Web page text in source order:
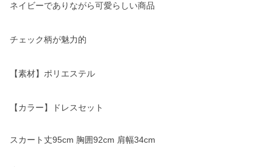
ネイビーでありながら可愛らしい商品
チェック柄が魅力的
【素材】ポリエステル
【カラー】ドレスセット
スカート丈95cm 胸囲92cm 肩幅34cm